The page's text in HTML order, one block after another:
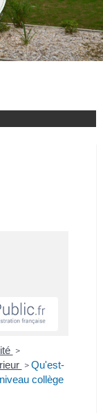
>
> Qu'est-
collège